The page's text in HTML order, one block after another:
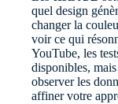
quel design
changer la
voir ce qui
YouTube, les
disponibles,
observer les
affiner votre